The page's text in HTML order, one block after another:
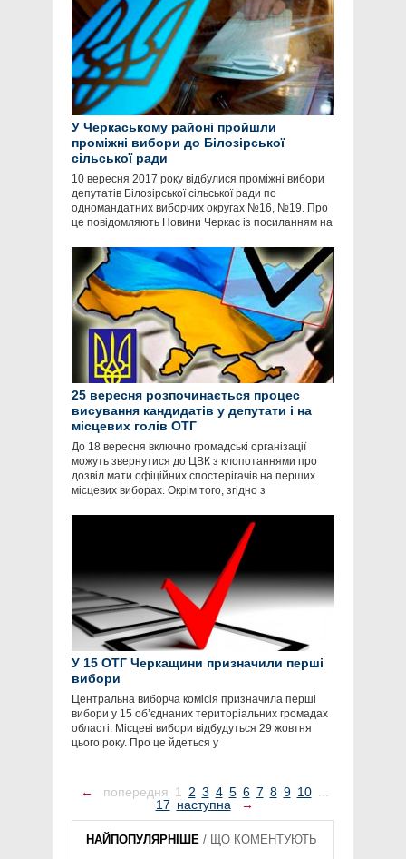
У Черкаському районі пройшли
проміжні вибори до Білозірської
сільської ради
10 вересня 2017 року відбулися проміжні вибори
депутатів Білозірської сільської ради по
одномандатних виборчих округах №16, №19. Про
це повідомляють Новини Черкас із посиланням на
25 вересня розпочинається процес
висування кандидатів у депутати і на
місцевих голів ОТГ
До 18 вересня включно громадські організації
можуть звернутися до ЦВК з клопотаннями про
дозвіл мати офіційних спостерігачів на перших
місцевих виборах. Окрім того, згідно з
У 15 ОТГ Черкащини призначили перші
вибори
Центральна виборча комісія призначила перші
вибори у 15 об’єднаних територіальних громадах
області. Місцеві вибори відбудуться 29 жовтня
цього року. Про це йдеться у
← попередня 1 2 3 4 5 6 7 8 9 10 ...
17 наступна →
НАЙПОПУЛЯРНІШЕ / ЩО КОМЕНТУЮТЬ